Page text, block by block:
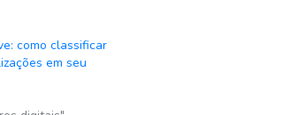
como classificar
em seu